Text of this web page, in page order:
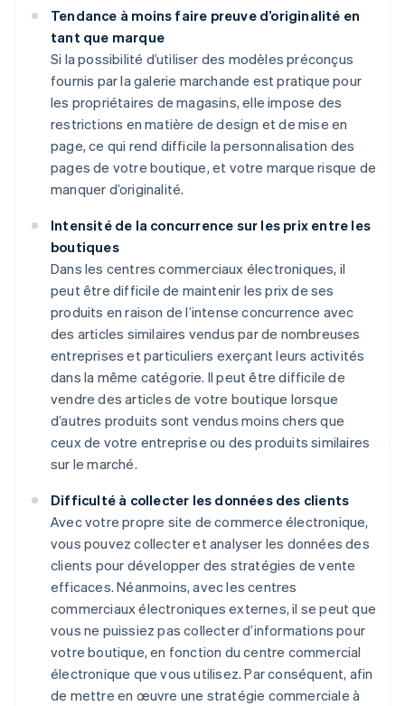
Tendance à moins faire preuve d’originalité en
tant que marque
Si la possibilité d’utiliser des modèles préconçus
fournis par la galerie marchande est pratique pour
les propriétaires de magasins, elle impose des
restrictions en matière de design et de mise en
page, ce qui rend difficile la personnalisation des
pages de votre boutique, et votre marque risque de
manquer d’originalité.
Intensité de la concurrence sur les prix entre les
boutiques
Dans les centres commerciaux électroniques, il
peut être difficile de maintenir les prix de ses
produits en raison de l’intense concurrence avec
des articles similaires vendus par de nombreuses
entreprises et particuliers exerçant leurs activités
dans la même catégorie. Il peut être difficile de
vendre des articles de votre boutique lorsque
d’autres produits sont vendus moins chers que
ceux de votre entreprise ou des produits similaires
sur le marché.
Difficulté à collecter les données des clients
Avec votre propre site de commerce électronique,
vous pouvez collecter et analyser les données des
clients pour développer des stratégies de vente
efficaces. Néanmoins, avec les centres
commerciaux électroniques externes, il se peut que
vous ne puissiez pas collecter d’informations pour
votre boutique, en fonction du centre commercial
électronique que vous utilisez. Par conséquent, afin
de mettre en œuvre une stratégie commerciale à